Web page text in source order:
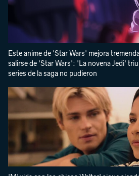
Este anime de 'Star Wars' mejora
salirse de 'Star Wars': 'La novena Jedi'
series de la saga no pudieron